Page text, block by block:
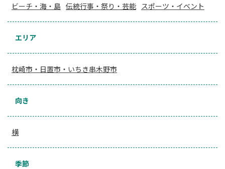
ビーチ・海・島 伝統行事・祭り・芸能 スポーツ・イベント
エリア
枕崎市・日置市・いちき串木野市
向き
横
季節